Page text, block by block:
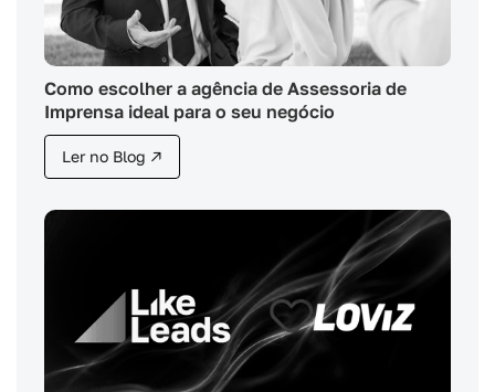
Como escolher a agência de Assessoria de
Imprensa ideal para o seu negócio
Ler no Blog ↗